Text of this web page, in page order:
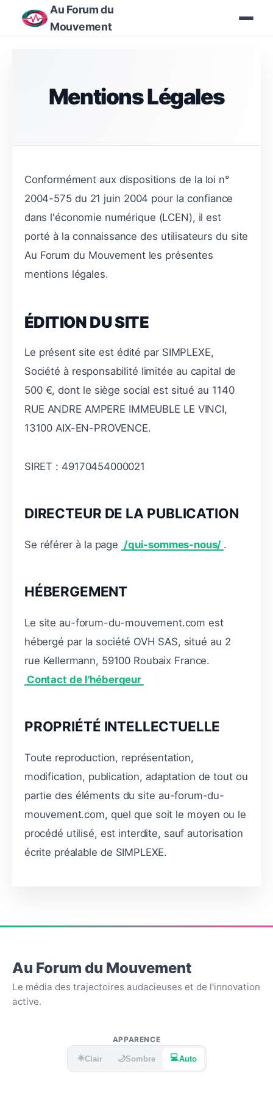
Au Forum du
Mouvement
Mentions Légales
Conformément aux dispositions de la loi n°
2004-575 du 21 juin 2004 pour la confiance
dans l'économie numérique (LCEN), il est
porté à la connaissance des utilisateurs du site
Au Forum du Mouvement les présentes
mentions légales.
ÉDITION DU SITE
Le présent site est édité par SIMPLEXE,
Société à responsabilité limitée au capital de
500 €, dont le siège social est situé au 1140
RUE ANDRE AMPERE IMMEUBLE LE VINCI,
13100 AIX-EN-PROVENCE.
SIRET : 49170454000021
DIRECTEUR DE LA PUBLICATION
Se référer à la page /qui-sommes-nous/ .
HÉBERGEMENT
Le site au-forum-du-mouvement.com est
hébergé par la société OVH SAS, situé au 2
rue Kellermann, 59100 Roubaix France.
Contact de l'hébergeur
PROPRIÉTÉ INTELLECTUELLE
Toute reproduction, représentation,
modification, publication, adaptation de tout ou
partie des éléments du site au-forum-du-
mouvement.com, quel que soit le moyen ou le
procédé utilisé, est interdite, sauf autorisation
écrite préalable de SIMPLEXE.
Au Forum du Mouvement
Le média des trajectoires audacieuses et de l'innovation
active.
APPARENCE
☀️Clair 🌙Sombre 💻Auto